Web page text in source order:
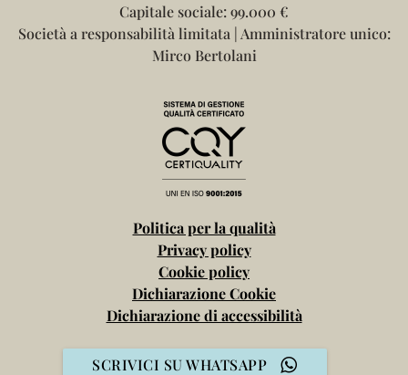
Capitale sociale: 99.000 €
Società a responsabilità limitata | Amministratore unico:
Mirco Bertolani
Politica per la qualità
Privacy policy
Cookie policy
Dichiarazione Cookie
Dichiarazione di accessibilità
SCRIVICI SU WHATSAPP